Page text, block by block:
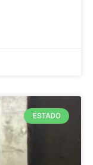
ESTADO